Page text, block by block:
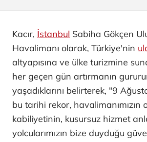
Kacır, İstanbul Sabiha Gökçen
Havalimanı olarak, Türkiye'nin
altyapısına ve ülke turizmine
her geçen gün artırmanın
yaşadıklarını belirterek, "9
bu tarihi rekor, havalimanımızın
kabiliyetinin, kusursuz hizmet
yolcularımızın bize duyduğu